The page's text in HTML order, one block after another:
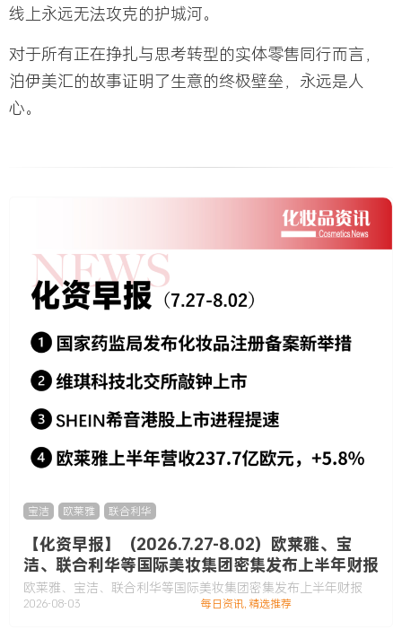
线上永远无法攻克的护城河。
对于所有正在挣扎与思考转型的实体零售同行而言，
泊伊美汇的故事证明了生意的终极壁垒，永远是人
心。
宝洁 欧莱雅 联合利华
【化资早报】（2026.7.27-8.02）欧莱雅、宝
洁、联合利华等国际美妆集团密集发布上半年财报
欧莱雅、宝洁、联合利华等国际美妆集团密集发布上半年财报
2026-08-03 每日资讯,精选推荐